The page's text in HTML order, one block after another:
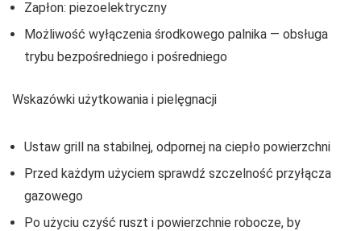
Zapłon: piezoelektryczny
Możliwość wyłączenia środkowego palnika — obsługa
trybu bezpośredniego i pośredniego
Wskazówki użytkowania i pielęgnacji
Ustaw grill na stabilnej, odpornej na ciepło powierzchni
Przed każdym użyciem sprawdź szczelność przyłącza
gazowego
Po użyciu czyść ruszt i powierzchnie robocze, by